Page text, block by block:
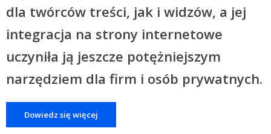
dla twórców treści, jak i widzów, a jej
integracja na strony internetowe
uczyniła ją jeszcze potężniejszym
narzędziem dla firm i osób prywatnych.
Dowiedz się więcej